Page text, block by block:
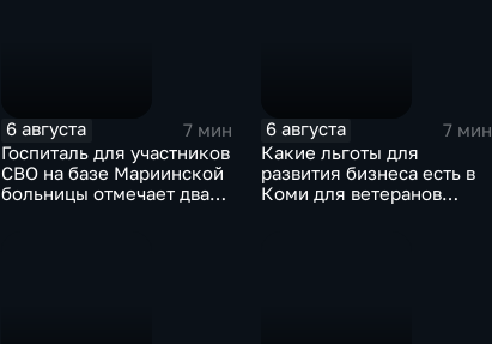
6 августа
7 мин
Госпиталь для участников
СВО на базе Мариинской
больницы отмечает два
6 августа
7 мин
Какие льготы для
развития бизнеса есть в
Коми для ветеранов